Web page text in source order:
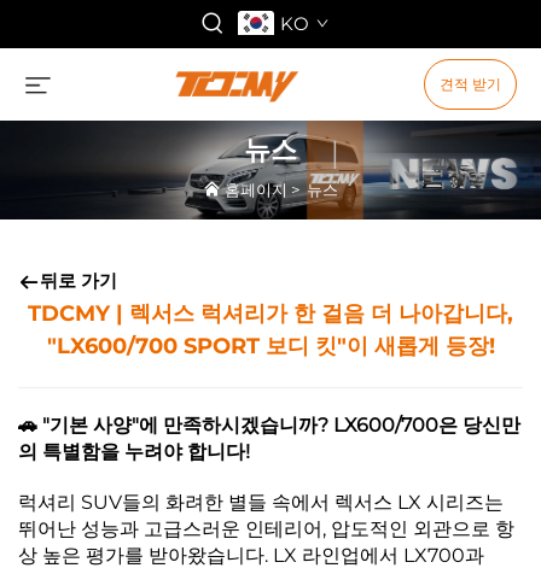
KO
견적 받기
뉴스
홈페이지 >뉴스
뒤로 가기
TDCMY | 렉서스 럭셔리가 한 걸음 더 나아갑니다,
"LX600/700 SPORT 보디 킷"이 새롭게 등장!
🚗 "기본 사양"에 만족하시겠습니까? LX600/700은 당신만
의 특별함을 누려야 합니다!
럭셔리 SUV들의 화려한 별들 속에서 렉서스 LX 시리즈는
뛰어난 성능과 고급스러운 인테리어, 압도적인 외관으로 항
상 높은 평가를 받아왔습니다. LX 라인업에서 LX700과